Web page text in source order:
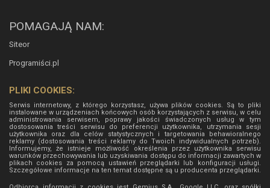
POMAGAJĄ NAM:
Siteor
Programiści.pl
PLIKI COOKIES:
Serwis internetowy, z którego korzystasz, używa plików cookies. Są to pliki
instalowane w urządzeniach końcowych osób korzystających z serwisu, w celu
administrowania serwisem, poprawy jakości świadczonych usług w tym
dostosowania treści serwisu do preferencji użytkownika, utrzymania sesji
użytkownika oraz dla celów statystycznych i targetowania behawioralnego
reklamy (dostosowania treści reklamy do Twoich indywidualnych potrzeb).
Informujemy, że istnieje możliwość określenia przez użytkownika serwisu
warunków przechowywania lub uzyskiwania dostępu do informacji zawartych w
plikach cookies za pomocą ustawień przeglądarki lub konfiguracji usługi.
Szczegółowe informacje na ten temat dostępne są u producenta przeglądarki.